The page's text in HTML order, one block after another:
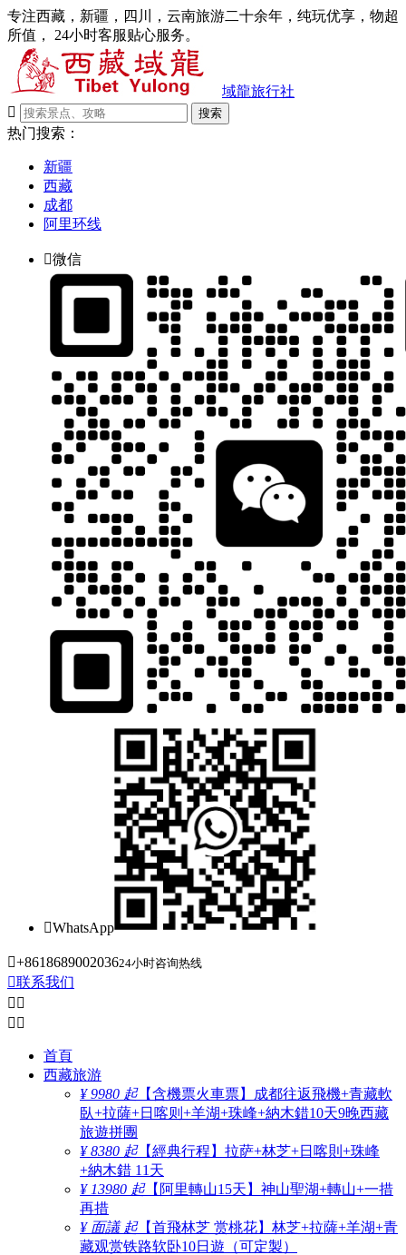
专注西藏，新疆，四川，云南旅游二十余年，纯玩优享，物超
所值， 24小时客服贴心服务。
域龍旅行社

搜索
热门搜索：
新疆
西藏
成都
阿里环线
微信
WhatsApp
+861868900203624小时咨询热线
联系我们
 
 
首頁
西藏旅游
¥ 9980 起【含機票火車票】成都往返飛機+青藏軟
臥+拉薩+日喀则+羊湖+珠峰+納木錯10天9晚西藏
旅遊拼團
¥ 8380 起【經典行程】拉萨+林芝+日喀則+珠峰
+納木錯 11天
¥ 13980 起【阿里轉山15天】神山聖湖+轉山+一措
再措
¥ 面議 起【首飛林芝 赏桃花】林芝+拉薩+羊湖+青
藏观赏铁路软卧10日遊（可定製）